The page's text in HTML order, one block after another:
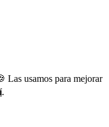
Las usamos para mejorar
.